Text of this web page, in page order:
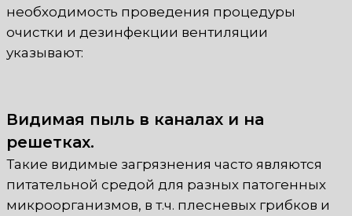
необходимость проведения процедуры
очистки и дезинфекции вентиляции
указывают:
Видимая пыль в каналах и на
решетках.
Такие видимые загрязнения часто являются
питательной средой для разных патогенных
микроорганизмов, в т.ч. плесневых грибков и